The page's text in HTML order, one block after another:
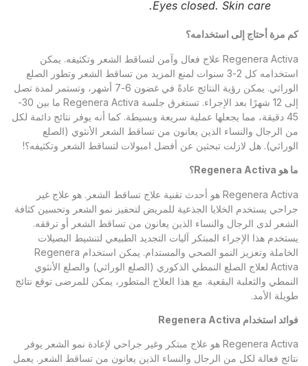
Eyes closed. Skin care.
كم مرة أحتاج إلى استخدامه؟
Regenera Activa علاج فعال وآمن لتساقط الشعر وتكثيفه. يمكن
استخدامه كل 2-3 سنوات لمنع المزيد من تساقط الشعر وتطور الصلع
الوراثي. يمكن رؤية النتائج عادةً في غضون 6-7 أشهر، وتستمر لمدة تصل
إلى 12 شهرًا بعد الإجراء. تستغرق جلسة Regenera Activa ما بين 30-
45 دقيقة، مما يجعلها عملية سريعة وبسيطة. كما أنه يوفر نتائج دائمة لكل
من الرجال والنساء الذين يعانون من تساقط الشعر الأنثوي (الصلع
الوراثي). هل لازلت تبحثين عن أفضل امبولات لتساقط الشعر وتكثيفه؟!
ما هو ؟
Regenera Activa هو أحدث تقنية علاج تساقط الشعر. هو علاج غير
جراحي يستخدم الخلايا الجذعية للمريض لتحفيز نمو الشعر وتحسين كثافة
الشعر لدى الرجال والنساء الذين يعانون من تساقط الشعر أو ترققه.
يستخدم هذا الإجراء المبتكر آليات التجديد الطبيعي لتنشيط البصيلات
الخاملة وتعزيز النمو الصحي والمستدام. يمكن استخدام Regenera
Activa لعلاج الصلع النمطي الذكوري (الصلع الوراثي) والصلع الأنثوي
النمطي والثعلبة البقعية. مع هذا العلاج المتطور، يمكن للمرضى توقع نتائج
طويلة الأمد.
فوائد استخدام
Regenera Activa هو علاج مبتكر وغير جراحي لإعادة نمو الشعر يوفر
نتائج فعالة لكل من الرجال والنساء الذين يعانون من تساقط الشعر. يعمل